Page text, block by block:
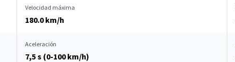
Velocidad máxima
180.0 km/h
Aceleración
7,5 s (0-100 km/h)